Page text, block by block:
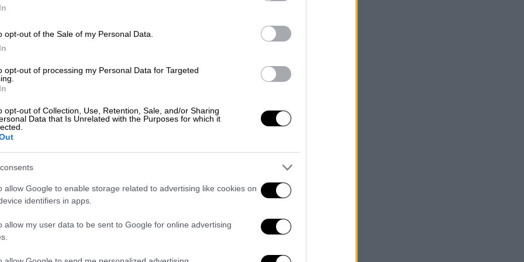
opt-out of the Sale of my Personal Data.
opt-out of processing my Personal Data for Targeted
opt-out of Collection, Use, Retention, Sale, and/or Sharing
Data that Is Unrelated with the Purposes for which it
allow Google to enable storage related to advertising like cookies on
identifiers in apps.
allow my user data to be sent to Google for online advertising
Ελλάδα|30.01.2023 21:18
σπείρας που έχει γίνει ο «τρόμος»
Δύο ληστές που έχουν σκορπίσει τον
Ελλάδα 30.01.2023 08:11
Κι άλλη ληστεία σε κατάστημα